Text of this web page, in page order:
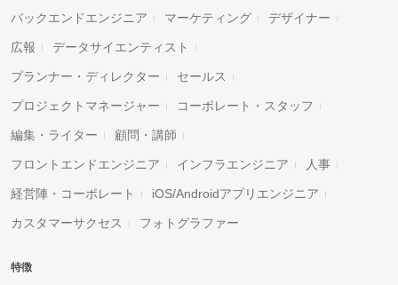
バックエンドエンジニア マーケティング デザイナー
広報 データサイエンティスト
プランナー・ディレクター セールス
プロジェクトマネージャー コーポレート・スタッフ
編集・ライター 顧問・講師
フロントエンドエンジニア インフラエンジニア 人事
経営陣・コーポレート iOS/Androidアプリエンジニア
カスタマーサクセス フォトグラファー
特徴